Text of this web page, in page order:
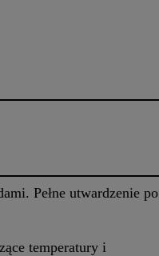
Pełne utwardzenie po
temperatury i